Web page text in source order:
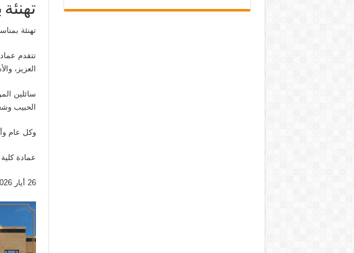
تهنئة
تتقدم
العزيز،
سائلين
الحبيب
وكل عام
عمادة كلية
26 أيار 2026